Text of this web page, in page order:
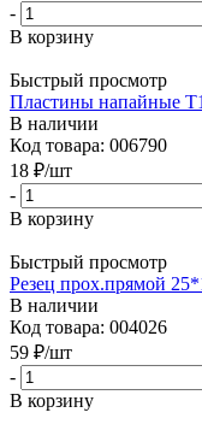
-
В корзину
Быстрый просмотр
Пластины напайные
В наличии
Код товара: 006790
18 ₽/шт
-
В корзину
Быстрый просмотр
Резец прох.прямой
В наличии
Код товара: 004026
59 ₽/шт
-
В корзину